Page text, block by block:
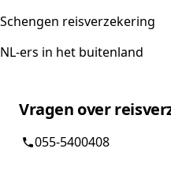
Schengen reisverzekering
NL-ers in het buitenland
Vragen over
055-5400408